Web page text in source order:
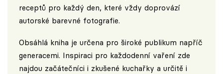
receptů pro každý den, které vždy doprovází
autorské barevné fotografie.
Obsáhlá kniha je určena pro široké publikum napříč
generacemi. Inspiraci pro každodenní vaření zde
najdou začátečníci i zkušené kuchařky a určitě i